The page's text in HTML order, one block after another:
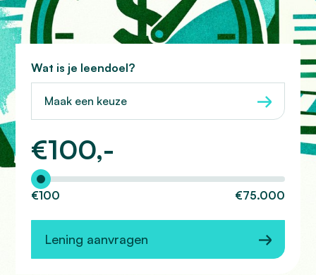
Wat is je leendoel?
Maak een keuze
€100,-
Hoeveel wilt u lenen?
€100 €75.000
Lening aanvragen